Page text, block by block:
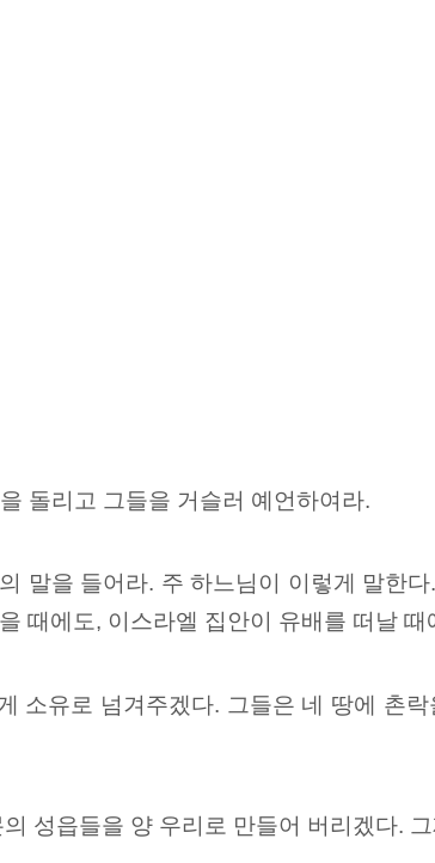
돌리고 그들을 거슬러 예언하여라.
말을 들어라. 주 하느님이 이렇게 말한
때에도, 이스라엘 집안이 유배를 떠날 때
소유로 넘겨주겠다. 그들은 네 땅에 촌
성읍들을 양 우리로 만들어 버리겠다.